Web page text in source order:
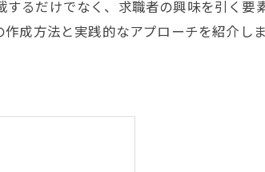
るだけでなく、求職者の興味を引く要
成方法と実践的なアプローチを紹介し